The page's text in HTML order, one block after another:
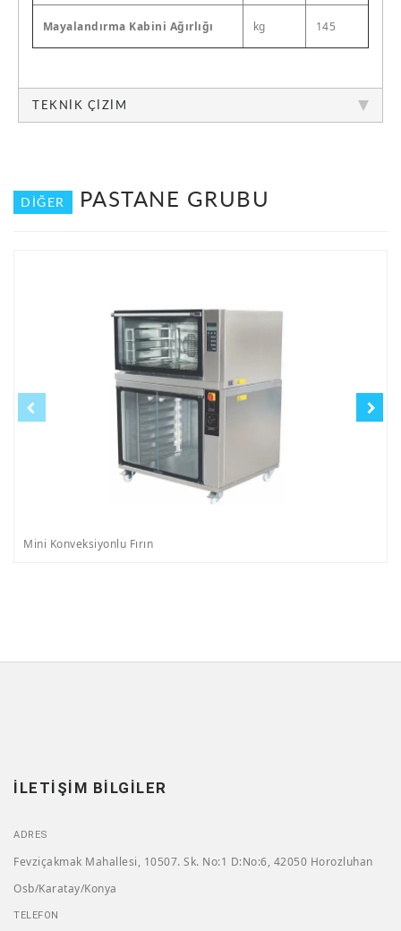
Mayalandırma Kabini Ağırlığı kg 145
TEKNIK ÇIZIM
DIĞER PASTANE GRUBU
Mini Konveksiyonlu Fırın
İLETIŞIM BILGILER
ADRES
Fevziçakmak Mahallesi, 10507. Sk. No:1 D:No:6, 42050 Horozluhan
Osb/Karatay/Konya
TELEFON